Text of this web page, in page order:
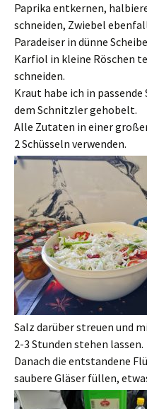
Paprika entkernen,
schneiden, Zwiebel
Paradeiser in dünne
Karfiol in kleine Röschen
schneiden.
Kraut habe ich in
dem Schnitzler gehobelt.
Alle Zutaten in einer
2 Schüsseln verwenden.
Salz darüber streuen und
2-3 Stunden stehen lassen.
Danach die entstandene
saubere Gläser füllen,